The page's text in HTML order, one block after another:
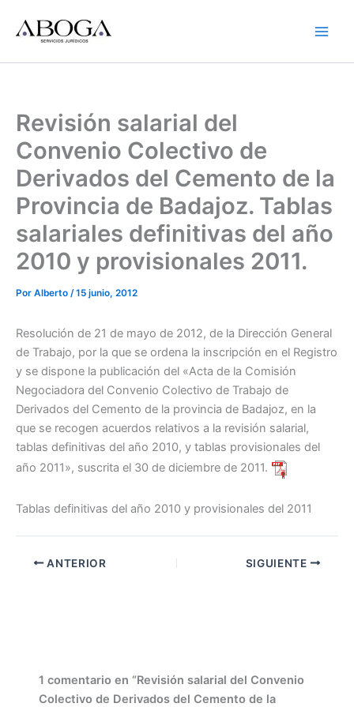
contenido
Revisión salarial del
Convenio Colectivo de
Derivados del Cemento de la
Provincia de Badajoz. Tablas
salariales definitivas del año
2010 y provisionales 2011.
Por Alberto /15 junio, 2012
Resolución de 21 de mayo de 2012, de la Dirección General
de Trabajo, por la que se ordena la inscripción en el Registro
y se dispone la publicación del «Acta de la Comisión
Negociadora del Convenio Colectivo de Trabajo de
Derivados del Cemento de la provincia de Badajoz, en la
que se recogen acuerdos relativos a la revisión salarial,
tablas definitivas del año 2010, y tablas provisionales del
año 2011», suscrita el 30 de diciembre de 2011.
Tablas definitivas del año 2010 y provisionales del 2011
ANTERIOR SIGUIENTE
1 comentario en “Revisión salarial del Convenio
Colectivo de Derivados del Cemento de la